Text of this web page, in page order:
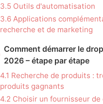
3.5 Outils d'automatisation
3.6 Applications
recherche et de marketing
Comment démarrer le
2026 – étape par étape
4.1 Recherche de produits :
produits gagnants
4.2 Choisir un fournisseur